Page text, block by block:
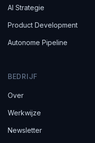
AI Strategie
Product Development
Autonome Pipeline
BEDRIJF
Over
Werkwijze
Newsletter